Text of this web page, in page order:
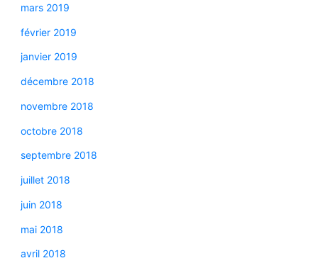
mars 2019
février 2019
janvier 2019
décembre 2018
novembre 2018
octobre 2018
septembre 2018
juillet 2018
juin 2018
mai 2018
avril 2018